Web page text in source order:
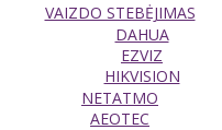
VAIZDO STEBĖJIMAS
DAHUA
EZVIZ
HIKVISION
NETATMO
AEOTEC